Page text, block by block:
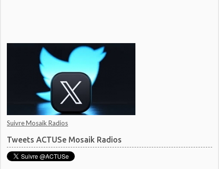
Suivre Mosaik Radios
Tweets ACTUSe Mosaik Radios